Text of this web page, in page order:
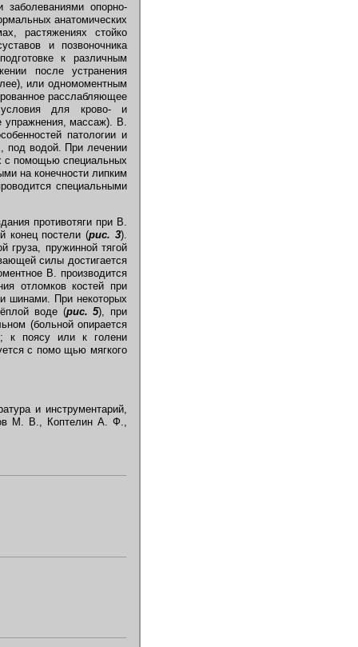
опорно-
анатомических
растяжениях стойко
и позвоночника
к различным
после устранения
или одномоментным
расслабляющее
условия для крово- и
упражнения, массаж). В.
патологии и
под водой. При лечении
с помощью специальных
на конечности липким
специальными
противотяги при В.
конец постели (рис. 3).
груза, пружинной тягой
силы достигается
В. производится
отломков костей при
шинами. При некоторых
воде (рис. 5), при
(больной опирается
к поясу или к голени
с помо щью мягкого
и инструментарий,
М. В., Коптелин А. Ф.,